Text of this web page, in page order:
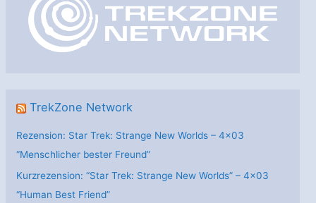
TrekZone Network
Rezension: Star Trek: Strange New Worlds – 4×03
“Menschlicher bester Freund”
Kurzrezension: “Star Trek: Strange New Worlds” – 4×03
“Human Best Friend”